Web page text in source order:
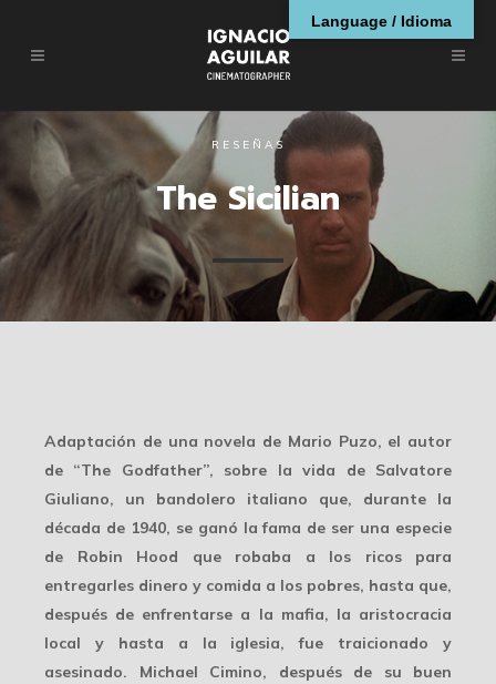
RESEÑAS
The Sicilian
Adaptación de una novela de Mario Puzo, el autor
de “The Godfather”, sobre la vida de Salvatore
Giuliano, un bandolero italiano que, durante la
década de 1940, se ganó la fama de ser una especie
de Robin Hood que robaba a los ricos para
entregarles dinero y comida a los pobres, hasta que,
después de enfrentarse a la mafia, la aristocracia
local y hasta a la iglesia, fue traicionado y
asesinado. Michael Cimino, después de su buen
Language / Idioma